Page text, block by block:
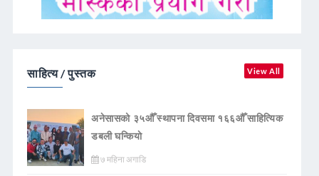
साहित्य / पुस्तक View All
अनेसासको ३५औँ स्थापना दिवसमा १६६औँ साहित्यिक
डबली घन्कियाे
७ महिना अगाडि